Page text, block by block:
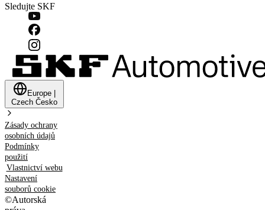
Sledujte SKF
Europe
Czech Česko
Zásady ochrany
osobních údajů
Podmínky
použití
Vlastnictví webu
Nastavení
souborů cookie
©Autorská